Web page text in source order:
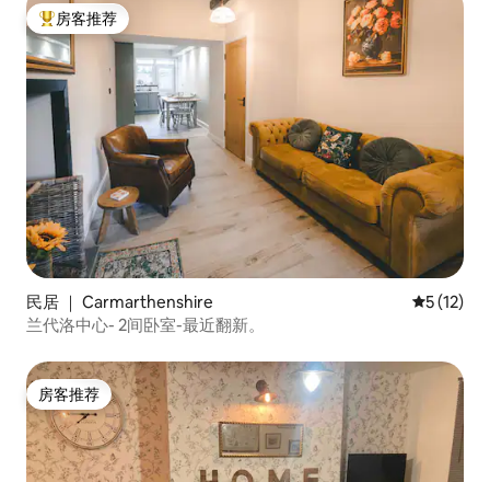
热门「房客推荐」
房客推荐
民居 ｜ Carmarthenshire 平均评分
5 (12)
兰代洛中心- 2间卧室-最近翻新。
房客推荐
房客推荐